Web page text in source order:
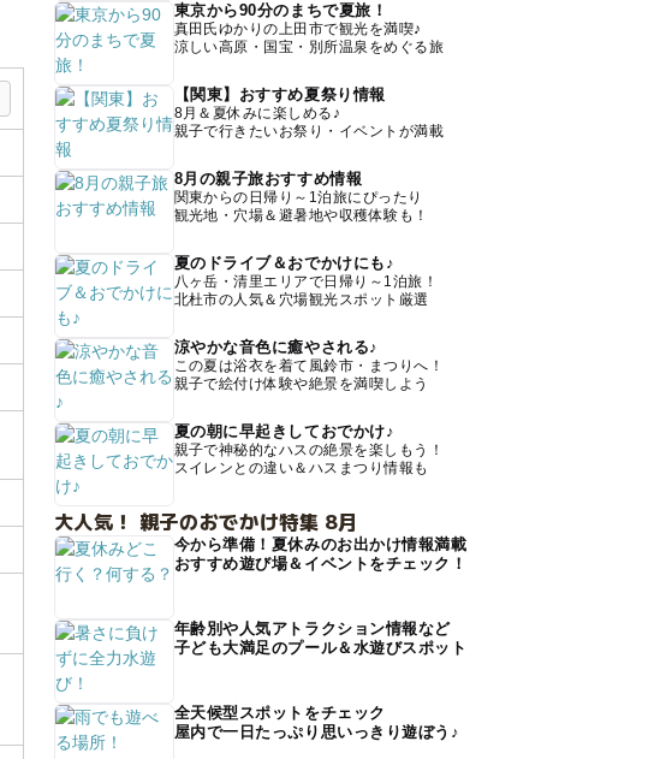
東京から90分のまちで夏旅！
真田氏ゆかりの上田市で観光を満喫♪
涼しい高原・国宝・別所温泉をめぐる旅
【関東】おすすめ夏祭り情報
8月＆夏休みに楽しめる♪
親子で行きたいお祭り・イベントが満載
8月の親子旅おすすめ情報
関東からの日帰り～1泊旅にぴったり
観光地・穴場＆避暑地や収穫体験も！
夏のドライブ＆おでかけにも♪
八ヶ岳・清里エリアで日帰り～1泊旅！
北杜市の人気＆穴場観光スポット厳選
涼やかな音色に癒やされる♪
この夏は浴衣を着て風鈴市・まつりへ！
親子で絵付け体験や絶景を満喫しよう
夏の朝に早起きしておでかけ♪
親子で神秘的なハスの絶景を楽しもう！
スイレンとの違い＆ハスまつり情報も
大人気！ 親子のおでかけ特集 8月
今から準備！夏休みのお出かけ情報満載
おすすめ遊び場＆イベントをチェック！
年齢別や人気アトラクション情報など
子ども大満足のプール＆水遊びスポット
全天候型スポットをチェック
屋内で一日たっぷり思いっきり遊ぼう♪